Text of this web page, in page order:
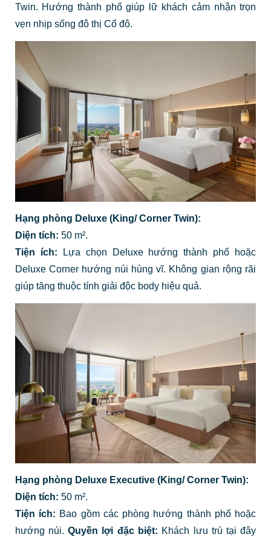
Twin. Hướng thành phố giúp lữ khách cảm nhận trọn
vẹn nhịp sống đô thị Cố đô.
Hạng phòng Deluxe (King/ Corner Twin):
Diện tích: 50 m².
Tiện ích: Lựa chọn Deluxe hướng thành phố hoặc
Deluxe Corner hướng núi hùng vĩ. Không gian rộng rãi
giúp tăng thuộc tính giải độc body hiệu quả.
Hạng phòng Deluxe Executive (King/ Corner Twin):
Diện tích: 50 m².
Tiện ích: Bao gồm các phòng hướng thành phố hoặc
hướng núi.Quyền lợi đặc biệt: Khách lưu trú tại đây